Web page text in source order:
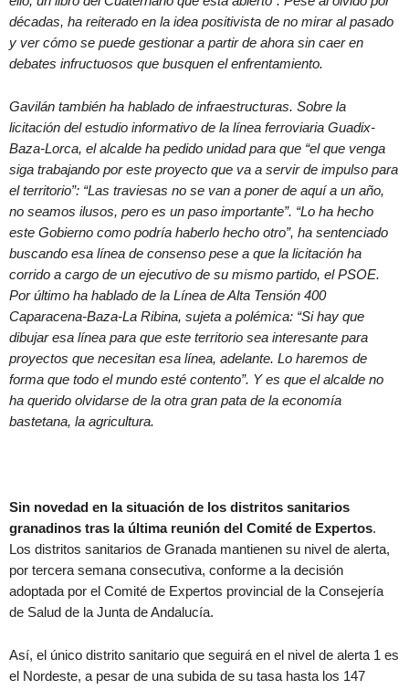
décadas, ha reiterado en la idea positivista de no mirar al pasado
y ver cómo se puede gestionar a partir de ahora sin caer en
debates infructuosos que busquen el enfrentamiento.
Gavilán también ha hablado de infraestructuras. Sobre la
licitación del estudio informativo de la línea ferroviaria Guadix-
Baza-Lorca, el alcalde ha pedido unidad para que “el que venga
siga trabajando por este proyecto que va a servir de impulso para
el territorio”: “Las traviesas no se van a poner de aquí a un año,
no seamos ilusos, pero es un paso importante”. “Lo ha hecho
este Gobierno como podría haberlo hecho otro”, ha sentenciado
buscando esa línea de consenso pese a que la licitación ha
corrido a cargo de un ejecutivo de su mismo partido, el PSOE.
Por último ha hablado de la Línea de Alta Tensión 400
Caparacena-Baza-La Ribina, sujeta a polémica: “Si hay que
dibujar esa línea para que este territorio sea interesante para
proyectos que necesitan esa línea, adelante. Lo haremos de
forma que todo el mundo esté contento”. Y es que el alcalde no
ha querido olvidarse de la otra gran pata de la economía
bastetana, la agricultura.
Sin novedad en la situación de los distritos sanitarios
granadinos tras la última reunión del Comité de Expertos.
Los distritos sanitarios de Granada mantienen su nivel de alerta,
por tercera semana consecutiva, conforme a la decisión
adoptada por el Comité de Expertos provincial de la Consejería
de Salud de la Junta de Andalucía.
Así, el único distrito sanitario que seguirá en el nivel de alerta 1 es
el Nordeste, a pesar de una subida de su tasa hasta los 147